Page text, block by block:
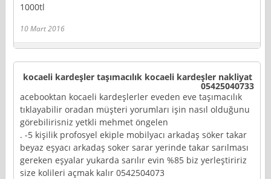
1000tl
10 Mart 2016
kocaeli kardeşler taşımacılık kocaeli kardeşler nakliyat
05425040733
acebooktan kocaeli kardeşlerler eveden eve taşımacılık
tıklayabilir oradan müşteri yorumları işin nasıl olduğunu
görebilirisniz yetkli mehmet öngelen
. -5 kişilik profosyel ekiple mobilyacı arkadaş söker takar
beyaz eşyacı arkadaş soker sarar yerinde takar sarılması
gereken eşyalar yukarda sarılır evin %85 biz yerleştiririz
size kolileri açmak kalır 0542504073